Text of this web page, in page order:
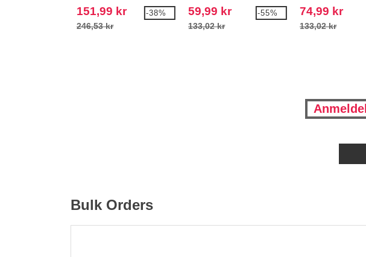
151,99 kr
246,53 kr
-38% 59,99 kr
133,02 kr
-55% 74,99 kr
133,02 kr
Bulk Orders